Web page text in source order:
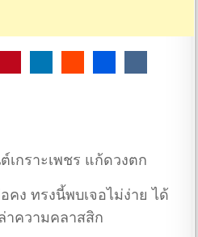
เกราะเพชร แก้ดวงตก
คง ทรงนี้พบเจอไม่ง่าย ได้
าความคลาสสิก